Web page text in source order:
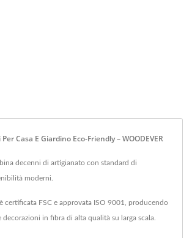
Casa E Giardino Eco-Friendly – WOODEVER
decenni di artigianato con standard di
moderni.
certificata FSC e approvata ISO 9001, producendo
decorazioni in fibra di alta qualità su larga scala.